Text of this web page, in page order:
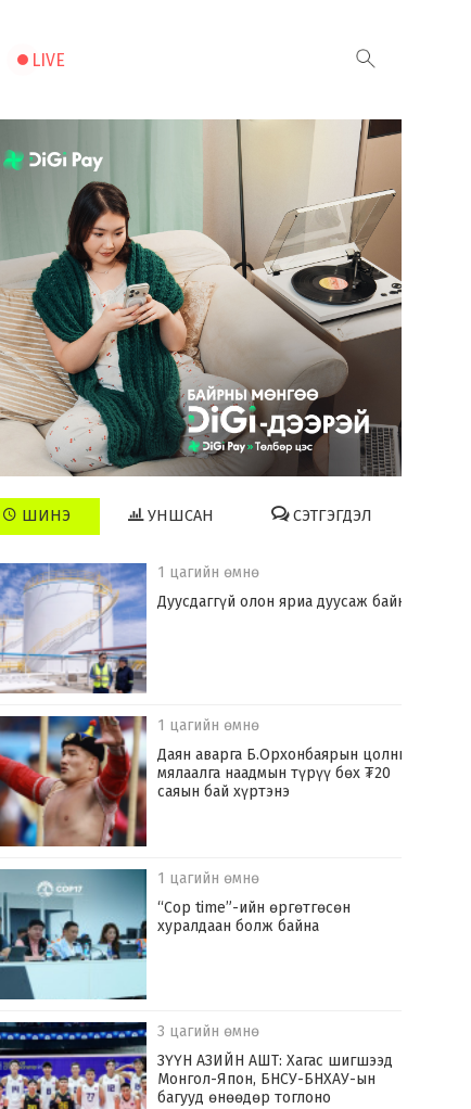
LIVE
ШИНЭ УНШСАН СЭТГЭГДЭЛ
1 цагийн өмнө
Дуусдаггүй олон яриа дуусаж байна
1 цагийн өмнө
Даян аварга Б.Орхонбаярын цолны
мялаалга наадмын түрүү бөх ₮20
саяын бай хүртэнэ
1 цагийн өмнө
“Cop time”-ийн өргөтгөсөн
хуралдаан болж байна
3 цагийн өмнө
ЗҮҮН АЗИЙН АШТ: Хагас шигшээд
Монгол-Япон, БНСУ-БНХАУ-ын
багууд өнөөдөр тоглоно